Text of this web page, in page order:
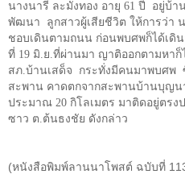
นางนารี ละมั่งทอง อายุ 61 ปี อยู่บ้า
พัฒนา ลูกสาวผู้เสียชีวิต ให้การว่า
ชอบเดินตามถนน ก่อนพบศพก็ได้เดิ
ที่ 19 มิ.ย.ที่ผ่านมา ญาติออกตามหาก็
สภ.บ้านเสด็จ กระทั่งมีคนมาพบศพ
สะพาน คาดตกจากสะพานบ้านบุญ
ประมาณ 20 กิโลเมตร มาติดอยู่ตรง
ซาว ต.ต้นธงชัย ดังกล่าว
(หนังสือพิมพ์ลานนาโพสต์ ฉบับที่